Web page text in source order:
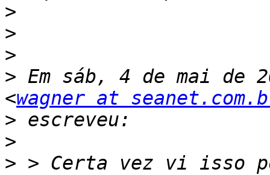
>
>
>
> Em sáb, 4 de mai de
<wagner at
>
>
> > Certa vez vi isso